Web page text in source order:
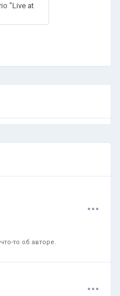
"Live at
...
то об авторе.
...